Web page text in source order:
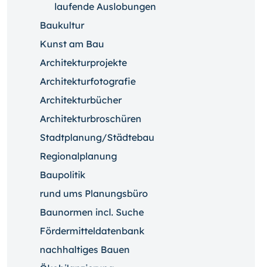
laufende Auslobungen
Baukultur
Kunst am Bau
Architekturprojekte
Architekturfotografie
Architekturbücher
Architekturbroschüren
Stadtplanung/Städtebau
Regionalplanung
Baupolitik
rund ums Planungsbüro
Baunormen incl. Suche
Fördermitteldatenbank
nachhaltiges Bauen